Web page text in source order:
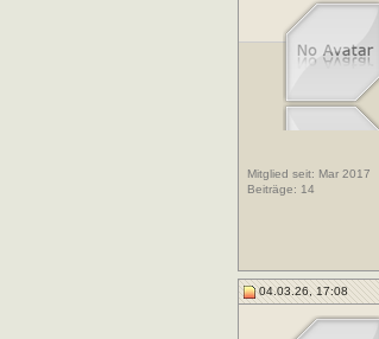
Mitglied seit: Mar 2017
Beiträge: 14
04.03.26, 17:08